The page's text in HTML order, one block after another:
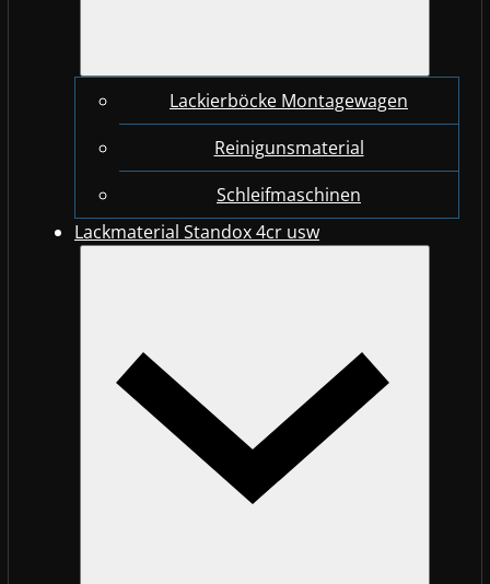
Lackierböcke Montagewagen
Reinigunsmaterial
Schleifmaschinen
Lackmaterial Standox 4cr usw